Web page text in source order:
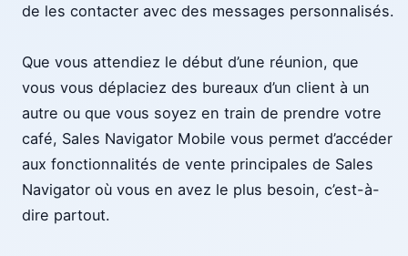
de les contacter avec des messages personnalisés.
Que vous attendiez le début d’une réunion, que
vous vous déplaciez des bureaux d’un client à un
autre ou que vous soyez en train de prendre votre
café, Sales Navigator Mobile vous permet d’accéder
aux fonctionnalités de vente principales de Sales
Navigator où vous en avez le plus besoin, c’est-à-
dire partout.